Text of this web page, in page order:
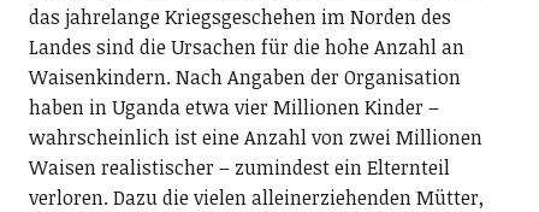
das jahrelange Kriegsgeschehen im Norden des
Landes sind die Ursachen für die hohe Anzahl an
Waisenkindern. Nach Angaben der Organisation
haben in Uganda etwa vier Millionen Kinder –
wahrscheinlich ist eine Anzahl von zwei Millionen
Waisen realistischer – zumindest ein Elternteil
verloren. Dazu die vielen alleinerziehenden Mütter,